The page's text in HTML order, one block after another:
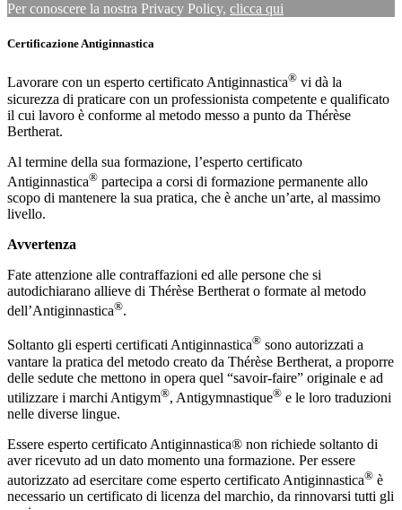
Per conoscere la nostra Privacy Policy, clicca qui
Certificazione Antiginnastica
Lavorare con un esperto certificato Antiginnastica® vi dà la
sicurezza di praticare con un professionista competente e qualificato
il cui lavoro è conforme al metodo messo a punto da Thérèse
Bertherat.
Al termine della sua formazione, l’esperto certificato
Antiginnastica® partecipa a corsi di formazione permanente allo
scopo di mantenere la sua pratica, che è anche un’arte, al massimo
livello.
Avvertenza
Fate attenzione alle contraffazioni ed alle persone che si
autodichiarano allieve di Thérèse Bertherat o formate al metodo
dell’Antiginnastica®.
Soltanto gli esperti certificati Antiginnastica® sono autorizzati a
vantare la pratica del metodo creato da Thérèse Bertherat, a proporre
delle sedute che mettono in opera quel “savoir-faire” originale e ad
utilizzare i marchi Antigym®, Antigymnastique® e le loro traduzioni
nelle diverse lingue.
Essere esperto certificato Antiginnastica® non richiede soltanto di
aver ricevuto ad un dato momento una formazione. Per essere
autorizzato ad esercitare come esperto certificato Antiginnastica® è
necessario un certificato di licenza del marchio, da rinnovarsi tutti gli